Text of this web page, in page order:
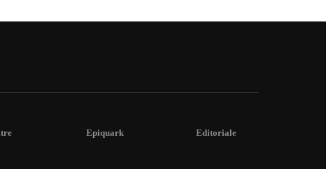
Epiquark Editoriale